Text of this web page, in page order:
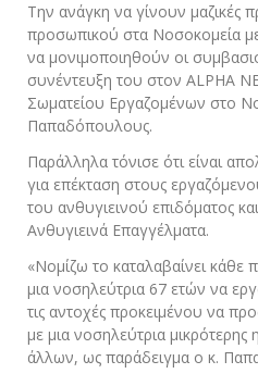
Την ανάγκη να γίνουν μαζικές
προσωπικού στα Νοσοκομεία με
να μονιμοποιηθούν οι
συνέντευξη του στον ALPHA
Σωματείου Εργαζομένων στο
Παπαδόπουλους.
Παράλληλα τόνισε ότι είναι
για επέκταση στους
του ανθυγιεινού επιδόματος
Ανθυγιεινά Επαγγέλματα.
«Νομίζω το καταλαβαίνει κάθε
μια νοσηλεύτρια 67 ετών να
τις αντοχές προκειμένου να
με μια νοσηλεύτρια μικρότερης
άλλων, ως παράδειγμα ο κ.